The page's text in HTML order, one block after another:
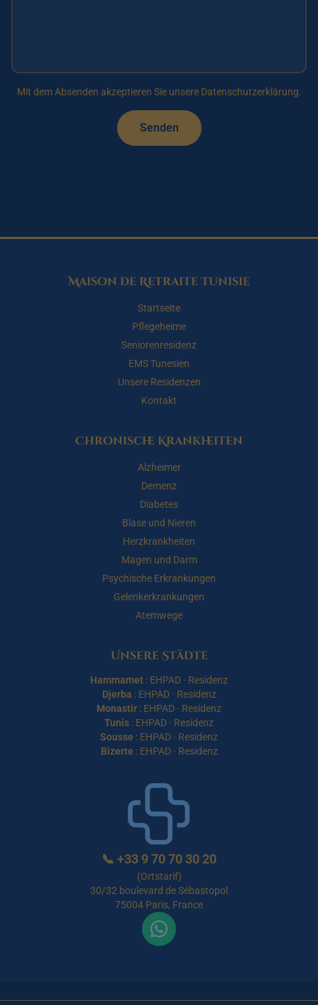
Mit dem Absenden akzeptieren Sie unsere Datenschutzerklärung.
Senden
Maison de Retraite Tunisie
Startseite
Pflegeheime
Seniorenresidenz
EMS Tunesien
Unsere Residenzen
Kontakt
Chronische Krankheiten
Alzheimer
Demenz
Diabetes
Blase und Nieren
Herzkrankheiten
Magen und Darm
Psychische Erkrankungen
Gelenkerkrankungen
Atemwege
Unsere Städte
Hammamet : EHPAD · Residenz
Djerba : EHPAD· Residenz
Monastir : EHPAD · Residenz
Tunis : EHPAD · Residenz
Sousse : EHPAD · Residenz
Bizerte : EHPAD· Residenz
📞 +33 9 70 70 30 20
(Ortstarif)
30/32 boulevard de Sébastopol
75004 Paris, France